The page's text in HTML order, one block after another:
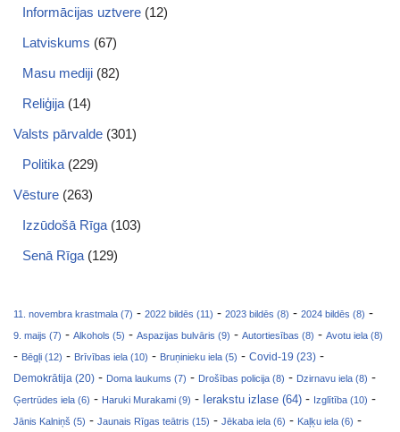
Informācijas uztvere (12)
Latviskums (67)
Masu mediji (82)
Reliģija (14)
Valsts pārvalde (301)
Politika (229)
Vēsture (263)
Izzūdošā Rīga (103)
Senā Rīga (129)
11. novembra krastmala (7) - 2022 bildēs (11) - 2023 bildēs (8) - 2024 bildēs (8) -
9. maijs (7) - Alkohols (5) - Aspazijas bulvāris (9) - Autortiesības (8) - Avotu iela (8)
- Bēgļi (12) - Brīvības iela (10) - Bruņinieku iela (5) - Covid-19 (23) -
Demokrātija (20) - Doma laukums (7) - Drošības policija (8) - Dzirnavu iela (8) -
Ģertrūdes iela (6) - Haruki Murakami (9) - Ierakstu izlase (64) - Izglītība (10) -
Jānis Kalniņš (5) - Jaunais Rīgas teātris (15) - Jēkaba iela (6) - Kaļķu iela (6) -